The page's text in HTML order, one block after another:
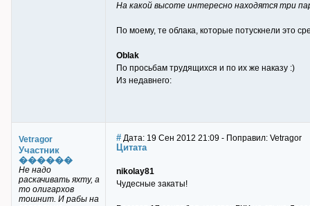
На какой высоте интересно находятся три
По моему, те облака, которые потускнели это
Oblak
По просьбам трудящихся и по их же наказу :)
Из недавнего:
Vetragor
Участник
������
Не надо
раскачивать яхту, а
то олигархов
тошнит. И рабы на
# Дата: 19 Сен 2012 21:09 - Поправил: Vetragor
Цитата
nikolay81
Чудесные закаты!